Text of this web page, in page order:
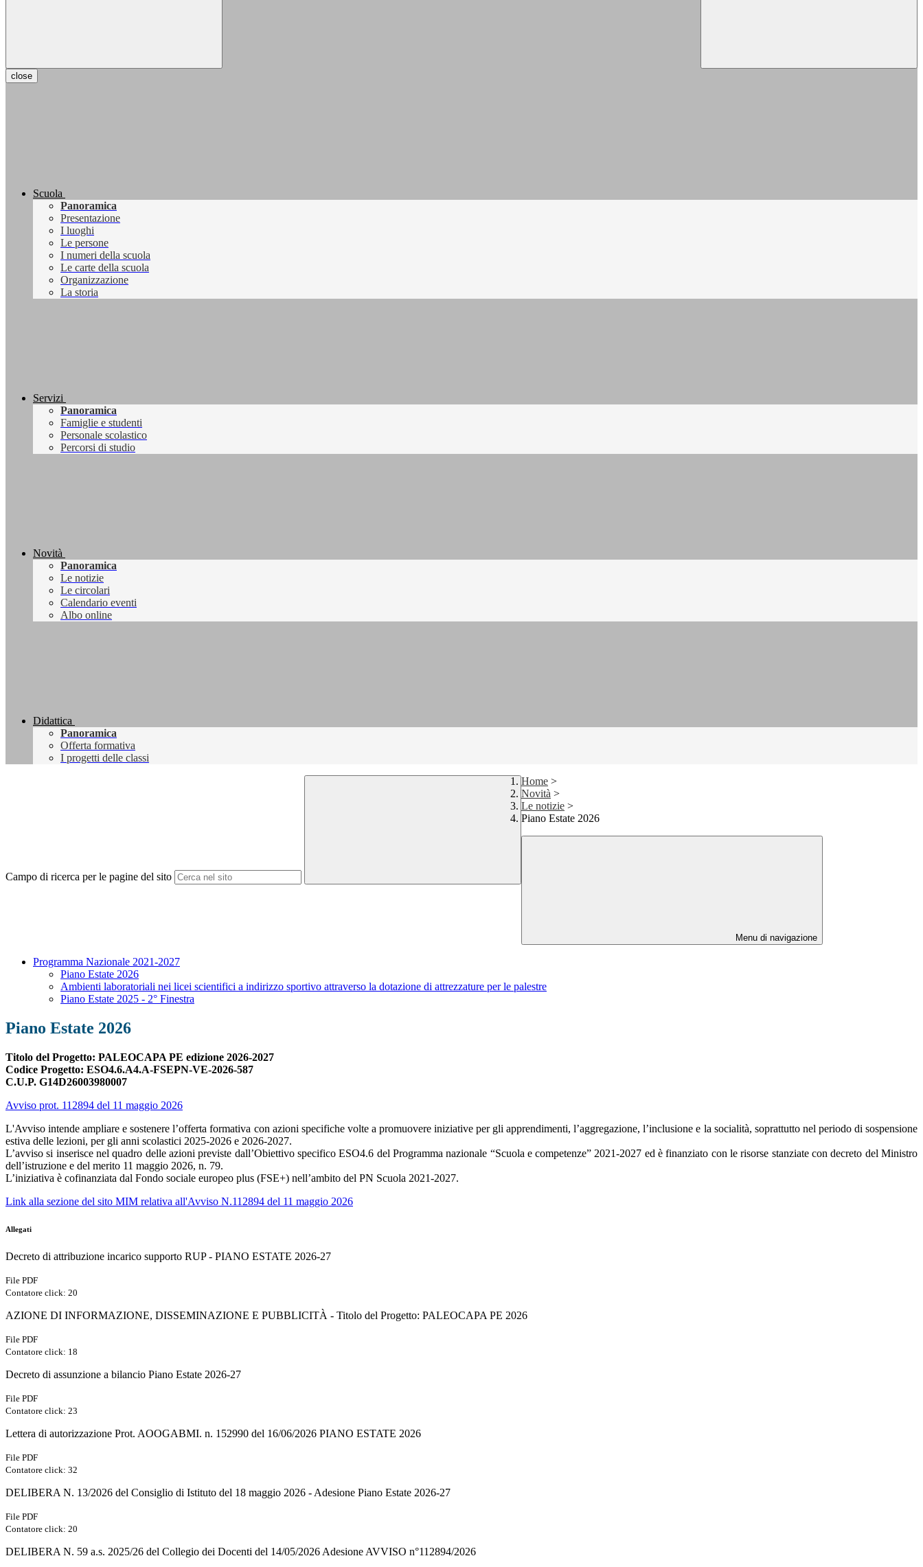
close
Scuola
Panoramica
Presentazione
I luoghi
Le persone
I numeri della scuola
Le carte della scuola
Organizzazione
La storia
Servizi
Panoramica
Famiglie e studenti
Personale scolastico
Percorsi di studio
Novità
Panoramica
Le notizie
Le circolari
Calendario eventi
Albo online
Didattica
Panoramica
Offerta formativa
I progetti delle classi
Campo di ricerca per le pagine del sito
Home >
Novità >
Le notizie >
Piano Estate 2026
Menu di navigazione
Programma Nazionale 2021-2027
Piano Estate 2026
Ambienti laboratoriali nei licei scientifici a indirizzo sportivo attraverso la dotazione di attrezzature per le palestre
Piano Estate 2025 - 2° Finestra
Piano Estate 2026
Titolo del Progetto: PALEOCAPA PE edizione 2026-2027
Codice Progetto: ESO4.6.A4.A-FSEPN-VE-2026-587
C.U.P. G14D26003980007
Avviso prot. 112894 del 11 maggio 2026
L'Avviso intende ampliare e sostenere l’offerta formativa con azioni specifiche volte a promuovere iniziative per gli apprendimenti, l’aggregazione, l’inclusione e la socialità, soprattutto nel periodo di sospensione
estiva delle lezioni, per gli anni scolastici 2025-2026 e 2026-2027.
L’avviso si inserisce nel quadro delle azioni previste dall’Obiettivo specifico ESO4.6 del Programma nazionale “Scuola e competenze” 2021-2027 ed è finanziato con le risorse stanziate con decreto del Ministro
dell’istruzione e del merito 11 maggio 2026, n. 79.
L’iniziativa è cofinanziata dal Fondo sociale europeo plus (FSE+) nell’ambito del PN Scuola 2021-2027.
Link alla sezione del sito MIM relativa all'Avviso N.112894 del 11 maggio 2026
Allegati
Decreto di attribuzione incarico supporto RUP - PIANO ESTATE 2026-27
File PDF
Contatore click: 20
AZIONE DI INFORMAZIONE, DISSEMINAZIONE E PUBBLICITÀ - Titolo del Progetto: PALEOCAPA PE 2026
File PDF
Contatore click: 18
Decreto di assunzione a bilancio Piano Estate 2026-27
File PDF
Contatore click: 23
Lettera di autorizzazione Prot. AOOGABMI. n. 152990 del 16/06/2026 PIANO ESTATE 2026
File PDF
Contatore click: 32
DELIBERA N. 13/2026 del Consiglio di Istituto del 18 maggio 2026 - Adesione Piano Estate 2026-27
File PDF
Contatore click: 20
DELIBERA N. 59 a.s. 2025/26 del Collegio dei Docenti del 14/05/2026 Adesione AVVISO n°112894/2026